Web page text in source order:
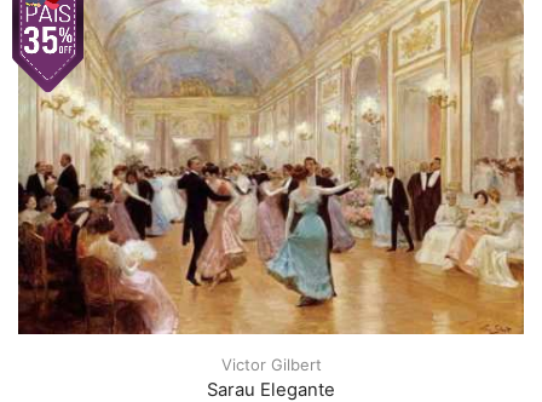
Victor Gilbert
Sarau Elegante